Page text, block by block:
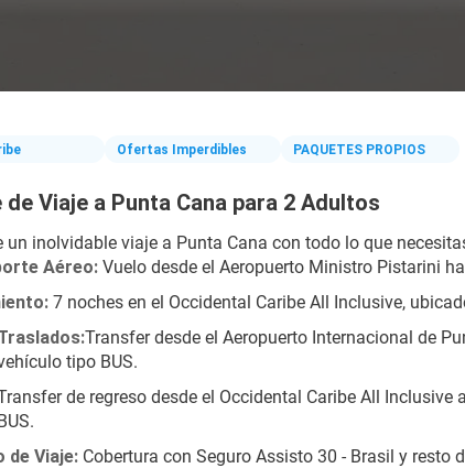
Ofertas Imperdibles PAQUETES PROPIOS
de Viaje a Punta Cana para 2 Adultos
un inolvidable viaje a Punta Cana con todo lo que
Aéreo: Vuelo desde el Aeropuerto Ministro Pistarini
7 noches en el Occidental Caribe All Inclusive,
Transfer desde el Aeropuerto Internacional de
tipo BUS.
de regreso desde el Occidental Caribe All
de Viaje: Cobertura con Seguro Assisto 30 - Brasil y resto